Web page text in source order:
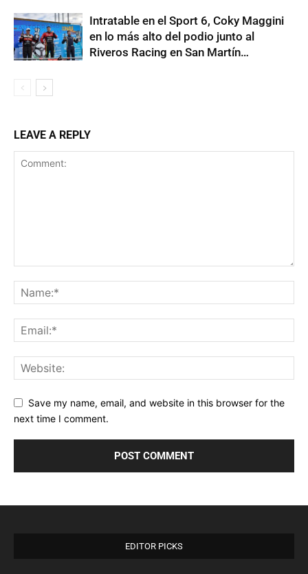
Intratable en el Sport 6, Coky Maggini
en lo más alto del podio junto al
Riveros Racing en San Martín…
LEAVE A REPLY
Save my name, email, and website in this browser for the
next time I comment.
EDITOR PICKS